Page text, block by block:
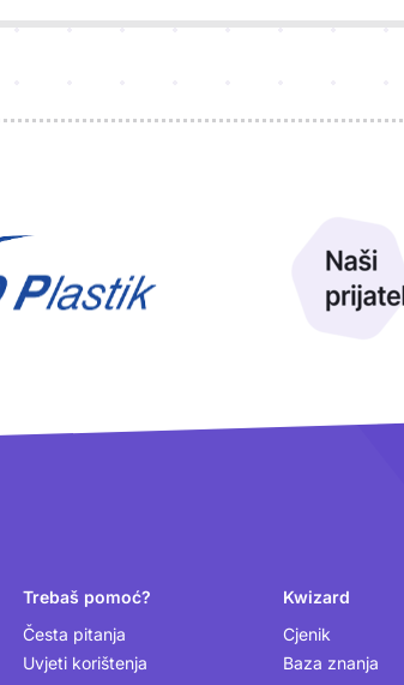
Trebaš pomoć?
Česta pitanja
Uvjeti korištenja
Kwizard
Cjenik
Baza znanja